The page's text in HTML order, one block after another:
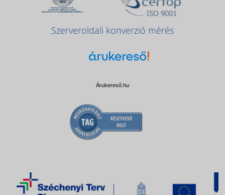
Szerveroldali konverzió mérés
Árukereső.hu